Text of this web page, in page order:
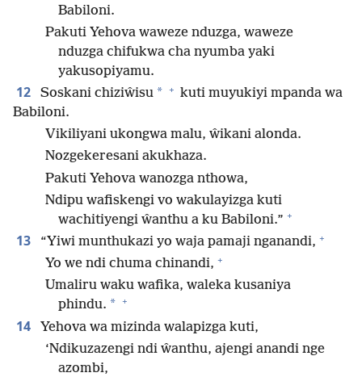
Babiloni.
Pakuti Yehova waweze nduzga, waweze
nduzga chifukwa cha nyumba yaki
yakusopiyamu.
12 Soskani chiziŵisu * + kuti muyukiyi mpanda wa
Babiloni.
Vikiliyani ukongwa malu, ŵikani alonda.
Nozgekeresani akukhaza.
Pakuti Yehova wanozga nthowa,
Ndipu wafiskengi vo wakulayizga kuti
wachitiyengi ŵanthu a ku Babiloni.” +
13 “Yiwi munthukazi yo waja pamaji nganandi, +
Yo we ndi chuma chinandi, +
Umaliru waku wafika, waleka kusaniya
phindu. * +
14
Yehova wa mizinda walapizga kuti,
‘Ndikuzazengi ndi ŵanthu, ajengi anandi nge
azombi,